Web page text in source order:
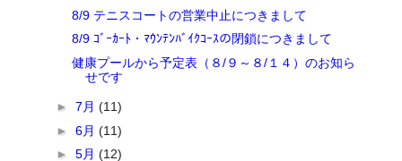
8/9 テニスコートの営業中止につきまして
8/9 ｺﾞｰｶｰﾄ・ﾏｳﾝﾃﾝﾊﾞｲｸｺｰｽの閉鎖につきまして
健康プールから予定表（８/９～８/１４）のお知ら
せです
►7月(11)
►6月(11)
►5月(12)